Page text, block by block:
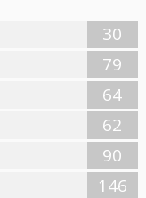
30
79
64
62
90
146